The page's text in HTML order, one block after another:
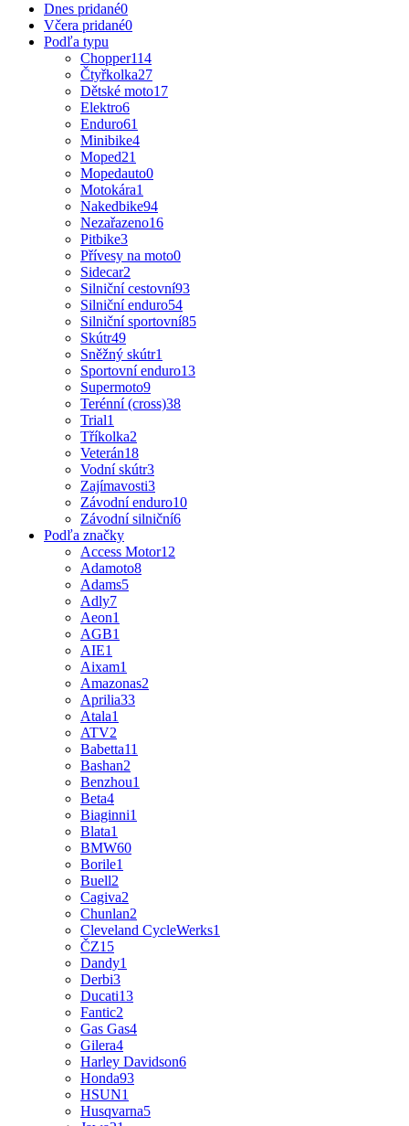
Dnes pridané0
Včera pridané0
Podľa typu
Chopper114
Čtyřkolka27
Dětské moto17
Elektro6
Enduro61
Minibike4
Moped21
Mopedauto0
Motokára1
Nakedbike94
Nezařazeno16
Pitbike3
Přívesy na moto0
Sidecar2
Silniční cestovní93
Silniční enduro54
Silniční sportovní85
Skútr49
Sněžný skútr1
Sportovní enduro13
Supermoto9
Terénní (cross)38
Trial1
Tříkolka2
Veterán18
Vodní skútr3
Zajímavosti3
Závodní enduro10
Závodní silniční6
Podľa značky
Access Motor12
Adamoto8
Adams5
Adly7
Aeon1
AGB1
AIE1
Aixam1
Amazonas2
Aprilia33
Atala1
ATV2
Babetta11
Bashan2
Benzhou1
Beta4
Biaginni1
Blata1
BMW60
Borile1
Buell2
Cagiva2
Chunlan2
Cleveland CycleWerks1
ČZ15
Dandy1
Derbi3
Ducati13
Fantic2
Gas Gas4
Gilera4
Harley Davidson6
Honda93
HSUN1
Husqvarna5